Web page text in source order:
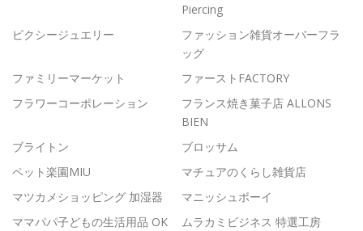
Piercing
ピクシージュエリー
ファッション雑貨オーバーフラ
ッグ
ファミリーマーケット
ファーストFACTORY
フラワーコーポレーション
フランス焼き菓子店 ALLONS
BIEN
ブライトン
ブロッサム
ペット楽園MIU
マチュアのくらし雑貨店
マツカメショッピング 加湿器
マニッシュボーイ
ママパパ子どもの生活用品 OK
ムラカミビジネス 特選工房